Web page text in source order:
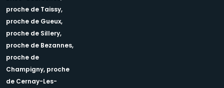
proche de Taissy,
proche de Gueux,
proche de Sillery,
proche de Bezannes,
proche de
Champigny, proche
de Cernay-Les-